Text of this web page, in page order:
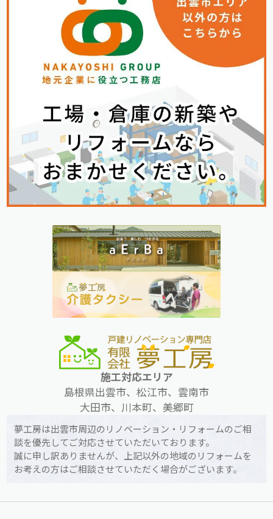
施工対応エリア
島根県出雲市、松江市、雲南市
大田市、川本町、美郷町
夢工房は出雲市周辺のリノベーション・リフォームのご相
談を優先してご対応させていただいております。
誠に申し訳ありませんが、上記以外の地域のリフォームを
お考えの方はご相談させていただく場合がございます。